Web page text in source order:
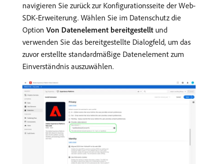
navigieren Sie zurück zur Konfigurationsseite der Web-
SDK-Erweiterung. Wählen Sie im Datenschutz die
Option Von Datenelement bereitgestellt und
verwenden Sie das bereitgestellte Dialogfeld, um das
zuvor erstellte standardmäßige Datenelement zum
Einverständnis auszuwählen.